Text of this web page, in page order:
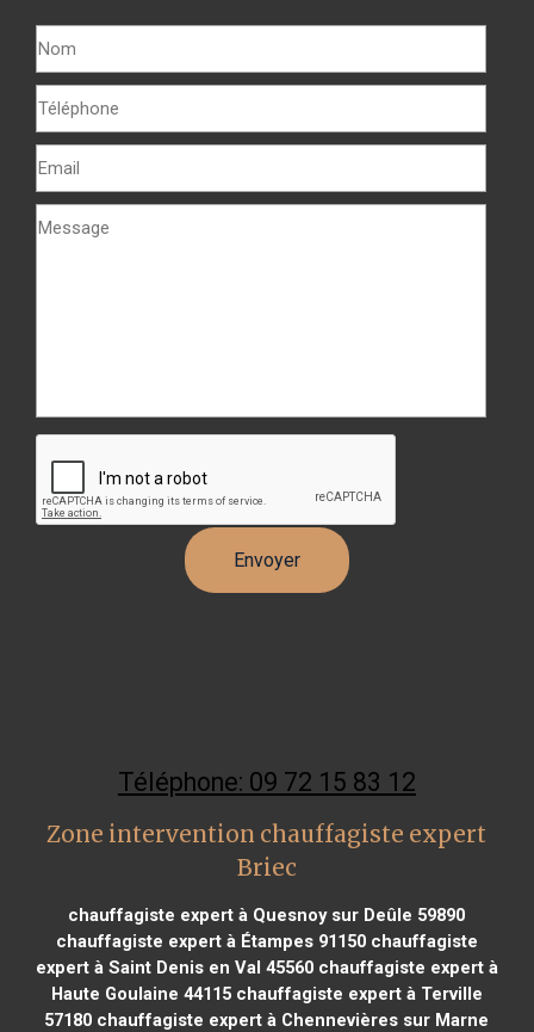
Téléphone: 09 72 15 83 12
Zone intervention chauffagiste expert
Briec
chauffagiste expert à Quesnoy sur Deûle 59890
chauffagiste expert à Étampes 91150chauffagiste
expert à Saint Denis en Val 45560chauffagiste expert à
Haute Goulaine 44115chauffagiste expert à Terville
57180 chauffagiste expert à Chennevières sur Marne